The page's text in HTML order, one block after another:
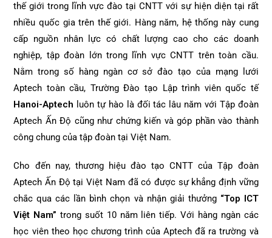
thế giới trong lĩnh vực đào tại CNTT với sự hiện diện tại rất
nhiều quốc gia trên thế giới. Hàng năm, hệ thống này cung
cấp nguồn nhân lực có chất lượng cao cho các doanh
nghiệp, tập đoàn lớn trong lĩnh vực CNTT trên toàn cầu.
Nằm trong số hàng ngàn cơ sở đào tạo của mạng lưới
Aptech toàn cầu, Trường Đào tạo Lập trình viên quốc tế
Hanoi-Aptech luôn tự hào là đối tác lâu năm với Tập đoàn
Aptech Ấn Độ cũng như chứng kiến và góp phần vào thành
công chung của tập đoàn tại Việt Nam.
Cho đến nay, thương hiệu đào tạo CNTT của Tập đoàn
Aptech Ấn Độ tại Việt Nam đã có được sự khẳng định vững
chắc qua các lần bình chọn và nhận giải thưởng “Top ICT
Việt Nam”trong suốt 10 năm liên tiếp. Với hàng ngàn các
học viên theo học chương trình của Aptech đã ra trường và